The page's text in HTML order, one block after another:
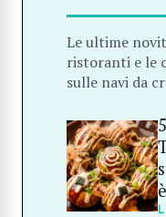
Le ultime
ristoranti e le
sulle navi da